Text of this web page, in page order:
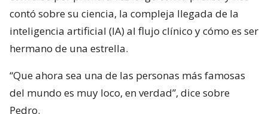
contó sobre su ciencia, la compleja llegada de la
inteligencia artificial (IA) al flujo clínico y cómo es ser
hermano de una estrella.
“Que ahora sea una de las personas más famosas
del mundo es muy loco, en verdad”, dice sobre
Pedro.